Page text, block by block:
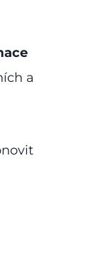
a